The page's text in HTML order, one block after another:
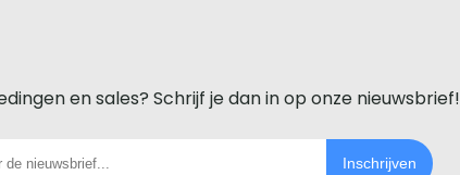
en sales? Schrijf je dan in op onze nieuwsbrief!
Inschrijven